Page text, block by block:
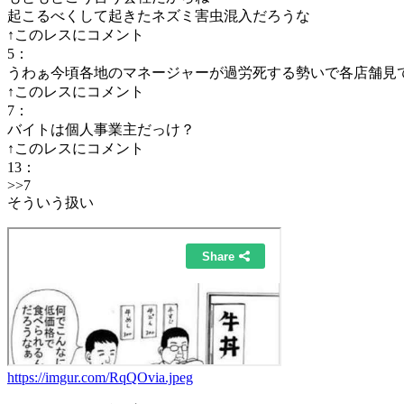
起こるべくして起きたネズミ害虫混入だろうな
↑このレスにコメント
5 ：
うわぁ今頃各地のマネージャーが過労死する勢いで各店舗
↑このレスにコメント
7 ：
バイトは個人事業主だっけ？
↑このレスにコメント
13 ：
>>7
そういう扱い
https://imgur.com/RqQOvia.jpeg